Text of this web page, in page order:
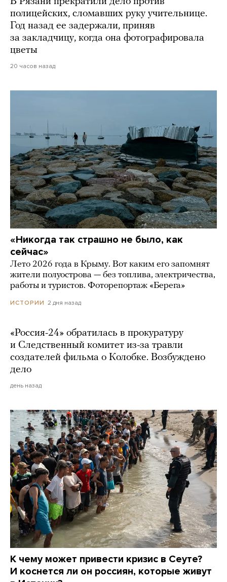
полицейских, сломавших руку учительнице.
Год назад ее задержали, приняв
за закладчицу, когда она фотографировала
цветы
20 часов назад
«Никогда так страшно не было, как
сейчас»
Лето 2026 года в Крыму. Вот каким его запомнят
жители полуострова — без топлива, электричества,
работы и туристов. Фоторепортаж «Берега»
ИСТОРИИ 2 дня назад
«Россия-24» обратилась в прокуратуру
и Следственный комитет из-за травли
создателей фильма о Колобке. Возбуждено
дело
день назад
К чему может привести кризис в Сеуте?
И коснется ли он россиян, которые живут